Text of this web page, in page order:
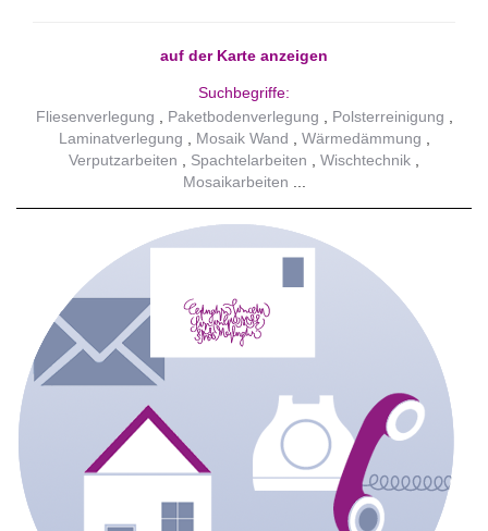
auf der Karte anzeigen
Suchbegriffe:
Fliesenverlegung
Paketbodenverlegung
Polsterreinigung
Laminatverlegung
Mosaik Wand
Wärmedämmung
Verputzarbeiten
Spachtelarbeiten
Wischtechnik
Mosaikarbeiten